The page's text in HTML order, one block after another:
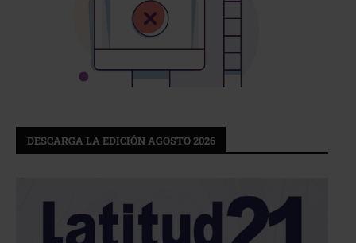
DESCARGA LA EDICIÓN AGOSTO 2026